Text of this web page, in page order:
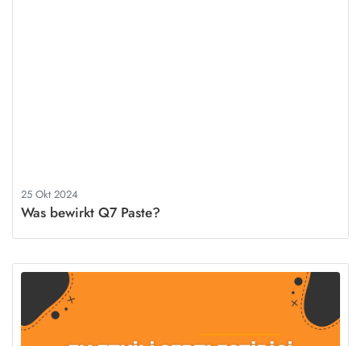
25 Okt 2024
Was bewirkt Q7 Paste?